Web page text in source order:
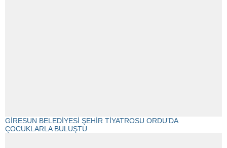
GİRESUN BELEDİYESİ ŞEHİR TİYATROSU ORDU’DA
ÇOCUKLARLA BULUŞTU